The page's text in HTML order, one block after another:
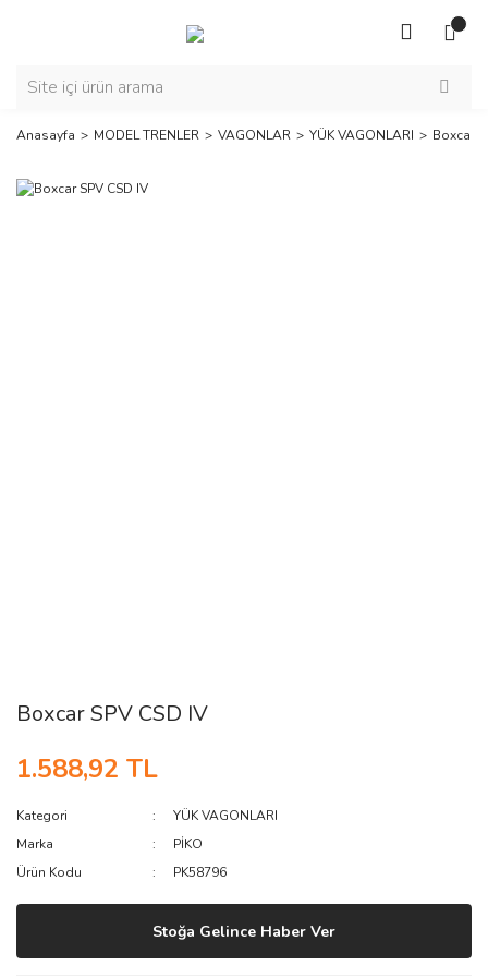
Anasayfa MODEL TRENLER VAGONLAR YÜK VAGONLARI Boxcar
Boxcar SPV CSD IV
1.588,92 TL
Kategori
YÜK VAGONLARI
Marka
PİKO
Ürün Kodu
PK58796
Stoğa Gelince Haber Ver